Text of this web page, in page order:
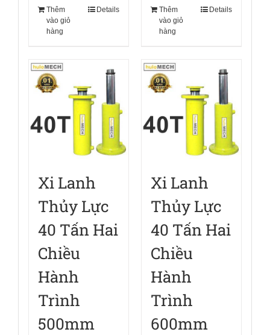
Thêm
vào giỏ
hàng
Details
Thêm
vào giỏ
hàng
Details
Xi Lanh
Thủy Lực
40 Tấn Hai
Chiều
Hành
Trình
500mm
Xi Lanh
Thủy Lực
40 Tấn Hai
Chiều
Hành
Trình
600mm